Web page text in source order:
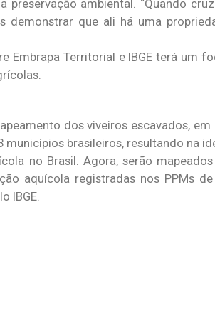
ambiental. “Quando
demonstrar que ali há uma
Embrapa Territorial e IBGE terá um
dos viveiros escavados,
brasileiros, resultando na
no Brasil. Agora, serão
aquícola registradas nos PPMs
IBGE.